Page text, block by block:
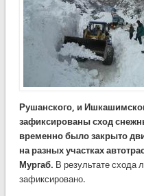
Рушанского, и
зафиксированы сход
временно было закрыто
на разных участках
Мургаб. В результате схода
зафиксировано.